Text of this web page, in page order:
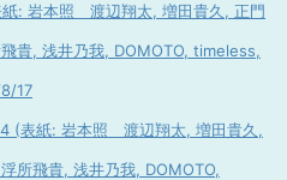
: 岩本照 渡辺翔太, 増田貴久, 正門
貴, 浅井乃我, DOMOTO, timeless,
17
(表紙: 岩本照 渡辺翔太, 増田貴久,
所飛貴, 浅井乃我, DOMOTO,